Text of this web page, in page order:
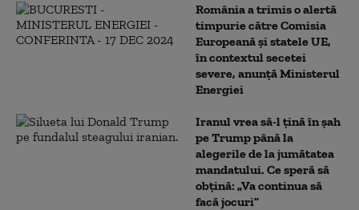
România a trimis o alertă
timpurie către Comisia
Europeană și statele UE,
în contextul secetei
severe, anunță Ministerul
Energiei
Iranul vrea să-l țină în șah
pe Trump până la
alegerile de la jumătatea
mandatului. Ce speră să
obțină: „Va continua să
facă jocuri”